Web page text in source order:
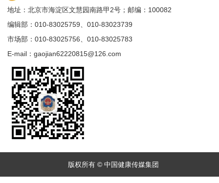
地址：北京市海淀区文慧园南路甲2号；邮编：100082
编辑部：010-83025759、010-83023739
市场部：010-83025756、010-83025783
E-mail：gaojian62220815@126.com
版权所有 © 中国健康传媒集团